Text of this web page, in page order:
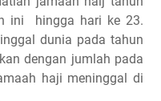
ini
hingga hari ke 23.
dunia pada tahun
dengan jumlah pada
haji meninggal di